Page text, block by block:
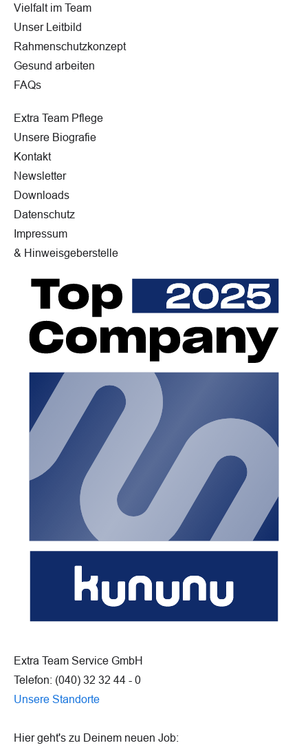
Vielfalt im Team
Unser Leitbild
Rahmenschutzkonzept
Gesund arbeiten
FAQs
Extra Team Pflege
Unsere Biografie
Kontakt
Newsletter
Downloads
Datenschutz
Impressum
& Hinweisgeberstelle
Extra Team Service GmbH
Telefon: (040) 32 32 44 - 0
Unsere Standorte
Hier geht's zu Deinem neuen Job: